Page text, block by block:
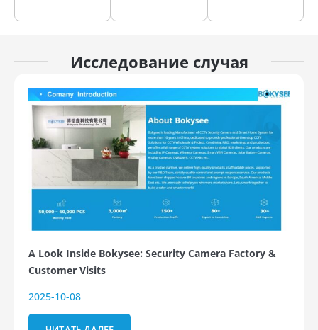
Исследование случая
A Look Inside Bokysee: Security Camera Factory &
Customer Visits
2025-10-08